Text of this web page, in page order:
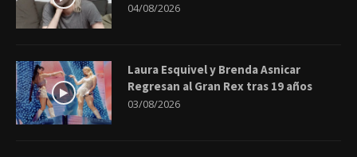
04/08/2026
Laura Esquivel y Brenda Asnicar
Regresan al Gran Rex tras 19 años
03/08/2026